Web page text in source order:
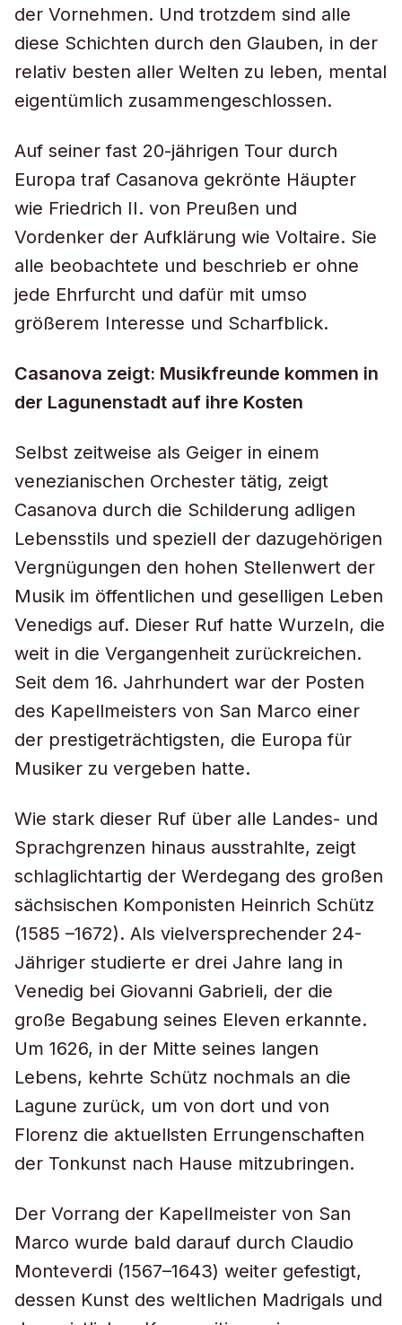
der Vornehmen. Und trotzdem sind alle
diese Schichten durch den Glauben, in der
relativ besten aller Welten zu leben, mental
eigentümlich zusammengeschlossen.
Auf seiner fast 20-jährigen Tour durch
Europa traf Casanova gekrönte Häupter
wie Friedrich II. von Preußen und
Vordenker der Aufklärung wie Voltaire. Sie
alle beobachtete und beschrieb er ohne
jede Ehrfurcht und dafür mit umso
größerem Interesse und Scharfblick.
Casanova zeigt: Musikfreunde kommen in
der Lagunenstadt auf ihre Kosten
Selbst zeitweise als Geiger in einem
venezianischen Orchester tätig, zeigt
Casanova durch die Schilderung adligen
Lebensstils und speziell der dazugehörigen
Vergnügungen den hohen Stellenwert der
Musik im öffentlichen und geselligen Leben
Venedigs auf. Dieser Ruf hatte Wurzeln, die
weit in die Vergangenheit zurückreichen.
Seit dem 16. Jahrhundert war der Posten
des Kapellmeisters von San Marco einer
der prestigeträchtigsten, die Europa für
Musiker zu vergeben hatte.
Wie stark dieser Ruf über alle Landes- und
Sprachgrenzen hinaus ausstrahlte, zeigt
schlaglichtartig der Werdegang des großen
sächsischen Komponisten Heinrich Schütz
(1585 –1672). Als vielversprechender 24-
Jähriger studierte er drei Jahre lang in
Venedig bei Giovanni Gabrieli, der die
große Begabung seines Eleven erkannte.
Um 1626, in der Mitte seines langen
Lebens, kehrte Schütz nochmals an die
Lagune zurück, um von dort und von
Florenz die aktuellsten Errungenschaften
der Tonkunst nach Hause mitzubringen.
Der Vorrang der Kapellmeister von San
Marco wurde bald darauf durch Claudio
Monteverdi (1567–1643) weiter gefestigt,
dessen Kunst des weltlichen Madrigals und